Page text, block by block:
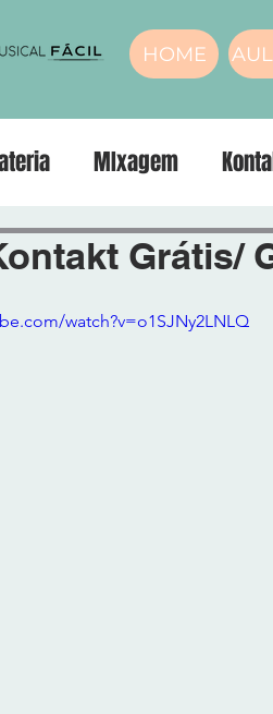
HOME
MIxagem
PianosGrátis/
watch?v=o1SJNy2LNLQ